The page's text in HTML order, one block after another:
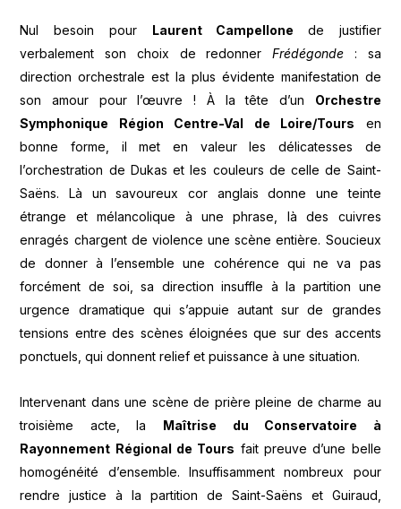
Nul besoin pour Laurent Campellone de justifier
verbalement son choix de redonnerFrédégonde : sa
direction orchestrale est la plus évidente manifestation de
son amour pour l’œuvre ! À la tête d’un Orchestre
Symphonique Région Centre-Val de Loire/Tours en
bonne forme, il met en valeur les délicatesses de
l’orchestration de Dukas et les couleurs de celle de Saint-
Saëns. Là un savoureux cor anglais donne une teinte
étrange et mélancolique à une phrase, là des cuivres
enragés chargent de violence une scène entière. Soucieux
de donner à l’ensemble une cohérence qui ne va pas
forcément de soi, sa direction insuffle à la partition une
urgence dramatique qui s’appuie autant sur de grandes
tensions entre des scènes éloignées que sur des accents
ponctuels, qui donnent relief et puissance à une situation.
Intervenant dans une scène de prière pleine de charme au
troisième acte, la Maîtrise du Conservatoire à
Rayonnement Régional de Tours fait preuve d’une belle
homogénéité d’ensemble. Insuffisamment nombreux pour
rendre justice à la partition de Saint-Saëns et Guiraud,